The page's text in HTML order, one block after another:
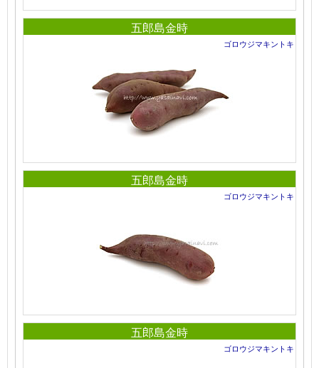
五郎島金時
ゴロウジマキントキ
五郎島金時
ゴロウジマキントキ
五郎島金時
ゴロウジマキントキ